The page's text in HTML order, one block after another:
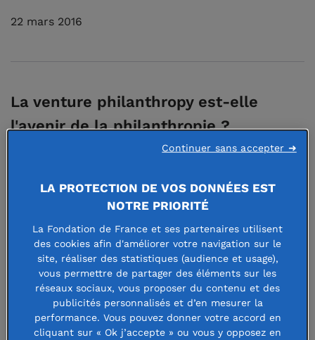
22 mars 2016
La venture philanthropy est-elle
l'avenir de la philanthropie ?
l’ESSEC, Professeur titulaire de la Chaire Philanthropie.
philanthropy, les caractéristiques qui la distinguent de la
philanthropie traditionnelle ne sont pas toujours évidentes.
Que recouvre-t-elle précisément ? Comment se développe-
t-elle en France et en Europe ? Quels sont les défis
spécifiques auxquels elle est confrontée ? Il semble que
l’on observe aujourd’hui une convergence progressive entre
LA PROTECTION DE VOS DONNÉES EST
NOTRE PRIORITÉ
La Fondation de France et ses partenaires utilisent
des cookies afin d'améliorer votre navigation sur le
site, réaliser des statistiques (audience et usage),
vous permettre de partager des éléments sur les
réseaux sociaux, vous proposer du contenu et des
publicités personnalisés et d’en mesurer la
performance. Vous pouvez donner votre accord en
cliquant sur « Ok j’accepte » ou vous y opposez en
Continuer sans accepter ➜